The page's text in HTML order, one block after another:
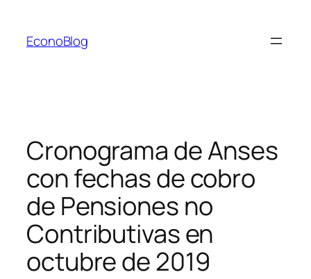
contenido
EconoBlog
Cronograma de Anses
con fechas de cobro
de Pensiones no
Contributivas en
octubre de 2019